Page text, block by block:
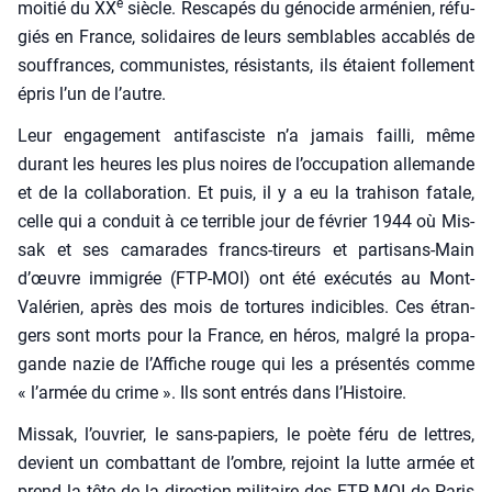
moi­tié du XX siècle. Res­ca­pés du géno­cide armé­nien, réfu­
giés en France, soli­daires de leurs sem­blables acca­blés de
souf­frances, com­mu­nistes, résis­tants, ils étaient fol­le­ment
épris l’un de l’autre.
Leur enga­ge­ment anti­fas­ciste n’a jamais failli, même
durant les heures les plus noires de l’occupation alle­mande
et de la col­la­bo­ra­tion. Et puis, il y a eu la tra­hi­son fatale,
celle qui a conduit à ce ter­rible jour de février 1944 où Mis­
sak et ses cama­rades francs-tireurs et par­ti­sans-Main
d’œuvre immi­grée (FTP-MOI) ont été exé­cu­tés au Mont-
Valé­rien, après des mois de tor­tures indi­cibles. Ces étran­
gers sont morts pour la France, en héros, mal­gré la pro­pa­
gande nazie de l’Affiche rouge qui les a pré­sen­tés comme
« l’armée du crime ». Ils sont entrés dans l’Histoire.
Mis­sak, l’ouvrier, le sans-papiers, le poète féru de lettres,
devient un com­bat­tant de l’ombre, rejoint la lutte armée et